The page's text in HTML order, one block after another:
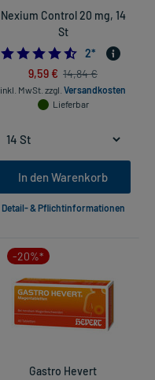
Nexium Control 20 mg, 14
St
4.5
2*
9,59 € 14,84 €
inkl. MwSt. zzgl. Versandkosten
Lieferbar
In den Warenkorb
Detail- & Pflichtinformationen
-20%*
Gastro Hevert